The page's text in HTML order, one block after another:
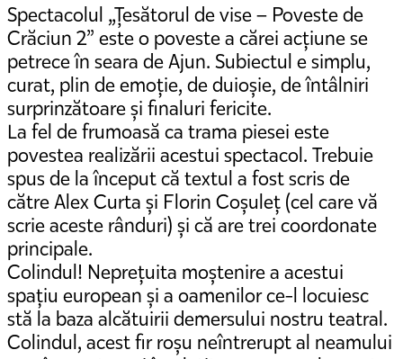
Spectacolul „Țesătorul de vise – Poveste de
Crăciun 2” este o poveste a cărei acțiune se
petrece în seara de Ajun. Subiectul e simplu,
curat, plin de emoție, de duioșie, de întâlniri
surprinzătoare și finaluri fericite.
La fel de frumoasă ca trama piesei este
povestea realizării acestui spectacol. Trebuie
spus de la început că textul a fost scris de
către Alex Curta și Florin Coșuleț (cel care vă
scrie aceste rânduri) și că are trei coordonate
principale.
Colindul! Neprețuita moștenire a acestui
spațiu european și a oamenilor ce-l locuiesc
stă la baza alcătuirii demersului nostru teatral.
Colindul, acest fir roșu neîntrerupt al neamului